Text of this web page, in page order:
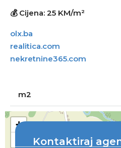
💰 Cijena: 25 KM/m²
olx.ba
realitica.com
nekretnine365.com
m2
+
Kontaktiraj